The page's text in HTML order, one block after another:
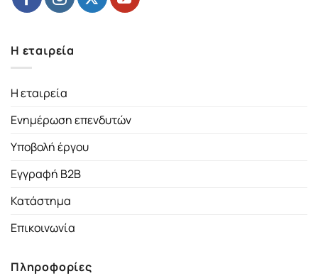
Η εταιρεία
Η εταιρεία
Ενημέρωση επενδυτών
Υποβολή έργου
Εγγραφή B2B
Κατάστημα
Επικοινωνία
Πληροφορίες